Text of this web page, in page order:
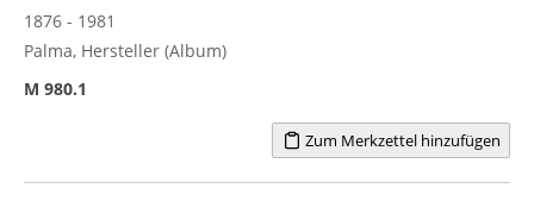
1876 - 1981
Palma, Hersteller (Album)
M 980.1
Zum Merkzettel hinzufügen